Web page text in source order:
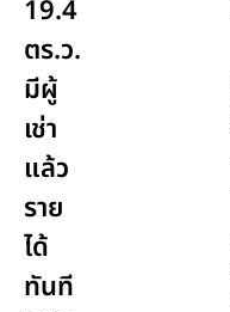
19.4
ตร.ว.
มีผู้
เช่า
แล้ว
ราย
ได้
ทันที